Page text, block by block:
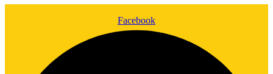
Facebook